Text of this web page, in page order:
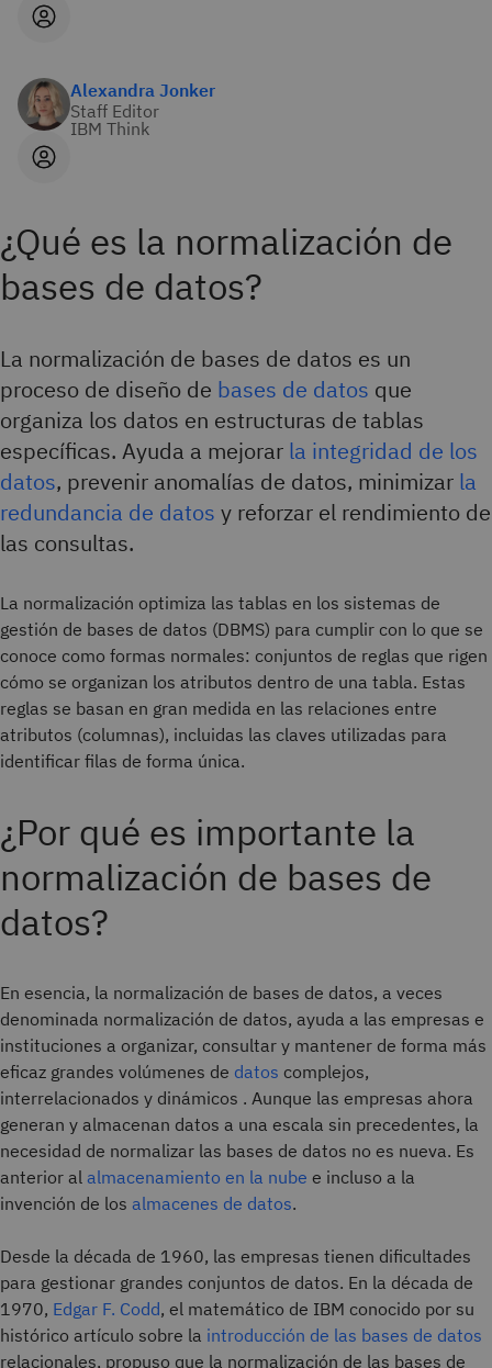
Alexandra Jonker
Staff Editor
IBM Think
¿Qué es la normalización de
bases de datos?
La normalización de bases de datos es un
proceso de diseño de bases de datos que
organiza los datos en estructuras de tablas
específicas. Ayuda a mejorar la integridad de los
datos, prevenir anomalías de datos, minimizar la
redundancia de datos y reforzar el rendimiento de
las consultas.
La normalización optimiza las tablas en los sistemas de
gestión de bases de datos (DBMS) para cumplir con lo que se
conoce como formas normales: conjuntos de reglas que rigen
cómo se organizan los atributos dentro de una tabla. Estas
reglas se basan en gran medida en las relaciones entre
atributos (columnas), incluidas las claves utilizadas para
identificar filas de forma única.
¿Por qué es importante la
normalización de bases de
datos?
En esencia, la normalización de bases de datos, a veces
denominada normalización de datos, ayuda a las empresas e
instituciones a organizar, consultar y mantener de forma más
eficaz grandes volúmenes de datos complejos,
interrelacionados y dinámicos . Aunque las empresas ahora
generan y almacenan datos a una escala sin precedentes, la
necesidad de normalizar las bases de datos no es nueva. Es
anterior al almacenamiento en la nube e incluso a la
invención de los almacenes de datos.
Desde la década de 1960, las empresas tienen dificultades
para gestionar grandes conjuntos de datos. En la década de
1970, Edgar F. Codd, el matemático de IBM conocido por su
histórico artículo sobre la introducción de las bases de datos
relacionales, propuso que la normalización de las bases de